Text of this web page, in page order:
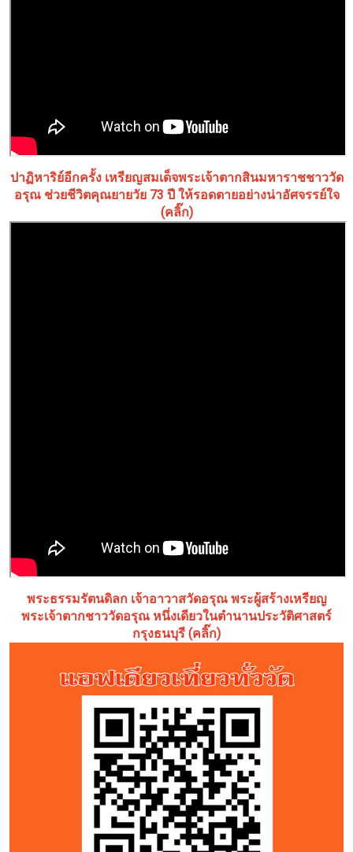
ปาฏิหาริย์อีกครั้ง เหรียญสมเด็จพระเจ้าตากสินมหาราชชาววัด
อรุณ ช่วยชีวิตคุณยายวัย 73 ปี ให้รอดตายอย่างน่าอัศจรรย์ใจ
(คลิ๊ก)
พระธรรมรัตนดิลก เจ้าอาวาสวัดอรุณ พระผู้สร้างเหรียญ
พระเจ้าตากชาววัดอรุณ หนึ่งเดียวในตำนานประวัติศาสตร์
กรุงธนบุรี (คลิ๊ก)